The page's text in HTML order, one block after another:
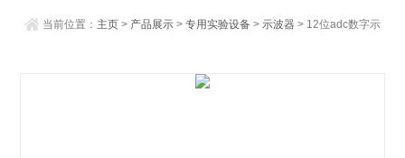
当前位置： 主页 > 产品展示 >专用实验设备 >示波器 > 12位adc数字示